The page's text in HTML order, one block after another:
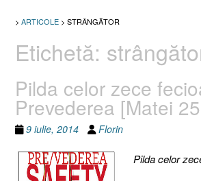
> ARTICOLE > STRÂNGĂTOR
Etichetă:
Pilda celor zece
Prevederea [Matei
9 iulie, 2014 Florin
Pilda celor